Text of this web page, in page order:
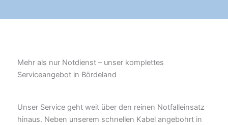
Mehr als nur Notdienst – unser komplettes
Serviceangebot in Bördeland
Unser Service geht weit über den reinen Notfalleinsatz
hinaus. Neben unserem schnellen Kabel angebohrt in